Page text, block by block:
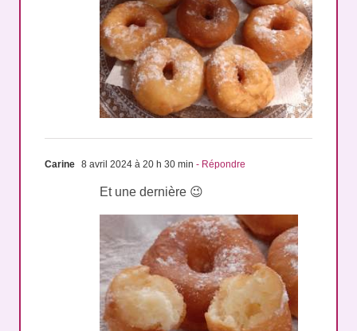
8 avril 2024 à 20 h 30 min- Répondre
Et une dernière 😉